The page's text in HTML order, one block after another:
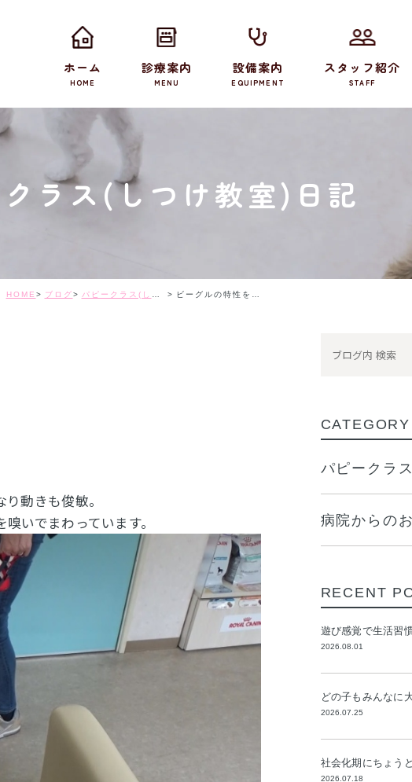
ホーム
HOME
診療案内
MENU
設備案内
EQUIPMENT
スタッフ紹介
STAFF
ラス(しつけ教室)日記
HOME ブログ パピークラス(しつけ教室)日記 ビーグルの特性を活かして
動きも俊敏。
いでまわっています。
CATEGORY
パピークラ
病院からの
RECENT
遊び感覚で生活習
2026.08.01
どの子もみんなに
2026.07.25
社会化期にちょう
2026.07.18